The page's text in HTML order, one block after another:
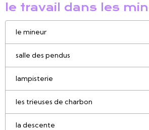
le travail dans les
le mineur
salle des pendus
lampisterie
les trieuses de charbon
la descente